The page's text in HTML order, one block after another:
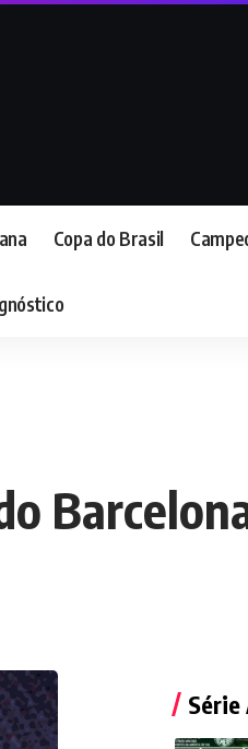
Copa do Brasil
Série